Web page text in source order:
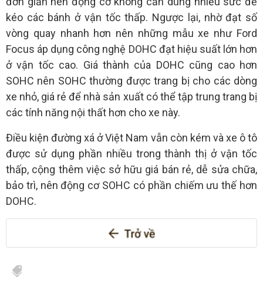
kéo các bánh ở vận tốc thấp. Ngược lại, nhờ đạt số
vòng quay nhanh hơn nên những mẫu xe như Ford
Focus áp dụng công nghệ DOHC đạt hiệu suất lớn hơn
ở vận tốc cao. Giá thành của DOHC cũng cao hơn
SOHC nên SOHC thường được trang bị cho các dòng
xe nhỏ, giá rẻ để nhà sản xuất có thể tập trung trang bị
các tính năng nội thất hơn cho xe này.
Điều kiện đường xá ở Việt Nam vẫn còn kém và xe ô tô
được sử dụng phần nhiều trong thành thị ở vận tốc
thấp, cộng thêm việc sở hữu giá bán rẻ, dễ sửa chữa,
bảo trì, nên động cơ SOHC có phần chiếm ưu thế hơn
DOHC.